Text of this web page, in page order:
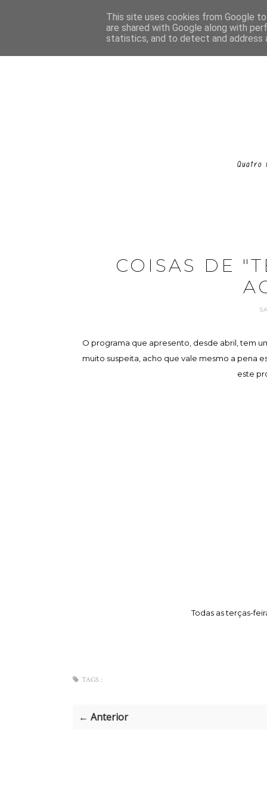
COISAS DE
O programa que apresento, desde abril, tem
muito suspeita, acho que vale mesmo a pena
este
Todas as terças-
TAGS :
← Anterior
This site uses cookies from Google
are shared with Google along with
statistics, and to detect and address